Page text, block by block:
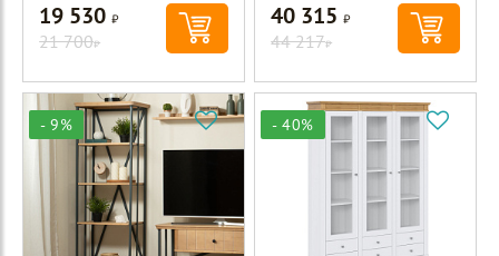
19 530Р
21 700Р
40 315Р
44 217Р
- 9% - 40%